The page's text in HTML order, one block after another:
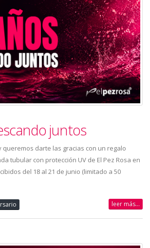
juntos
queremos darte las gracias con un regalo
tubular con protección UV de El Pez Rosa en
del 18 al 21 de junio (limitado a 50
leer más...